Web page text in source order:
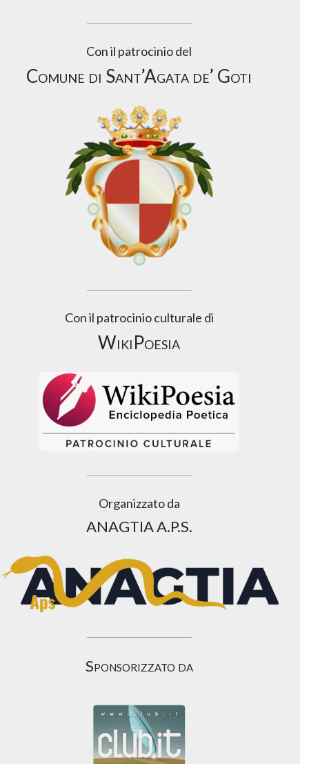
Con il patrocinio del
Comune di Sant’Agata de’ Goti
Con il patrocinio culturale di
WikiPoesia
Organizzato da
ANAGTIA A.P.S.
Sponsorizzato da